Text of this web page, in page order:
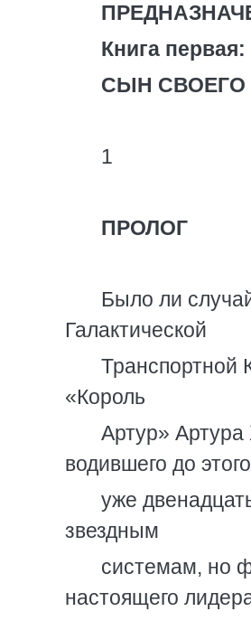
Книга первая:
СЫН СВОЕГО
1
ПРОЛОГ
Было ли
Галактической
Транспортной
«Король
Артур» Артура
водившего до этого
уже
звездным
системам, но
настоящего